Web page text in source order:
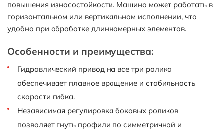
повышения износостойкости. Машина может работать в
горизонтальном или вертикальном исполнении, что
удобно при обработке длинномерных элементов.
Особенности и преимущества:
Гидравлический привод на все три ролика
обеспечивает плавное вращение и стабильность
скорости гибка.
Независимая регулировка боковых роликов
позволяет гнуть профили по симметричной и